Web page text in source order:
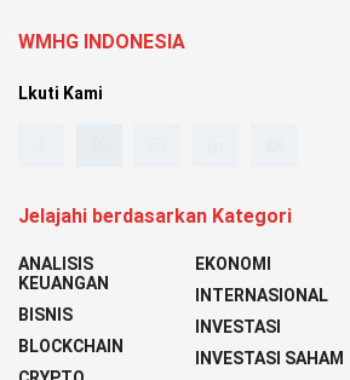
WMHG INDONESIA
Lkuti Kami
Jelajahi berdasarkan Kategori
ANALISIS
KEUANGAN
BISNIS
BLOCKCHAIN
EKONOMI
INTERNASIONAL
INVESTASI
INVESTASI SAHAM